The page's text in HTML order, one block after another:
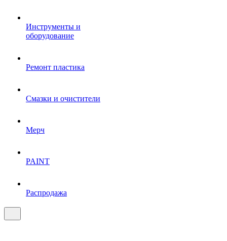
Инструменты и
оборудование
Ремонт пластика
Смазки и очистители
Мерч
PAINT
Распродажа